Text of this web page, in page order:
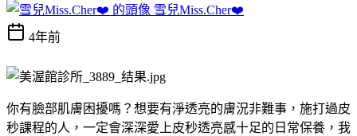
雪兒Miss.Cher❤️
4年前
你有臉部肌膚困擾嗎？想要有淨透亮的膚況非難事，施打過皮
秒課程的人，一定會深深愛上皮秒透亮感十足的日常保養，我